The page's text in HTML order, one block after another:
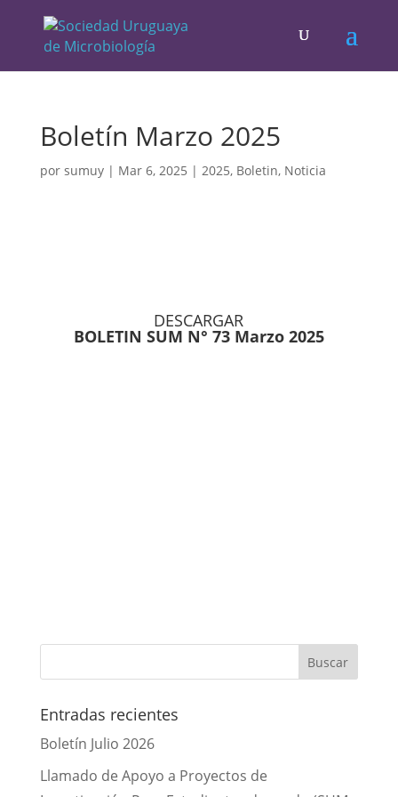
Boletín Marzo 2025
por sumuy| Mar 6, 2025 | 2025, Boletin, Noticia
DESCARGAR
BOLETIN SUM N° 73 Marzo 2025
Entradas recientes
Boletín Julio 2026
Llamado de Apoyo a Proyectos de